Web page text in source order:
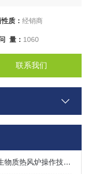
质： 经销商
量： 1060
联系我们
从安装调试到批量运行：全自动生物质热风炉操作技巧、烟气处理及长期稳定运行全攻略